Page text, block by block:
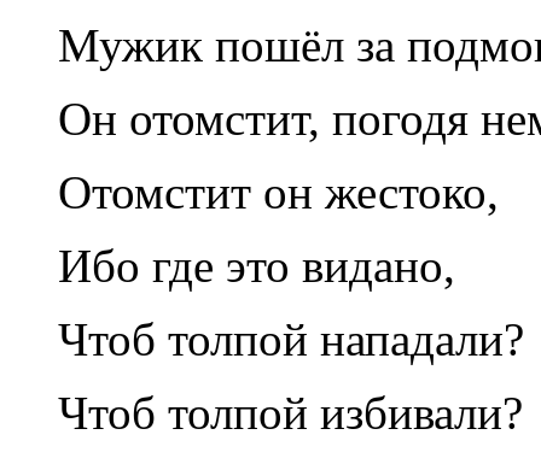
Мужик пошёл за
Он отомстит, погодя
Отомстит он жестоко,
Ибо где это видано,
Чтоб толпой нападали?
Чтоб толпой избивали?